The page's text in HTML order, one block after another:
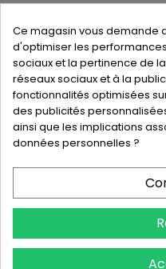
Hygiène-3D PROXLINE
GRANDVAL15260
métropolitaine
0954541643
contact@hygiene-
Ce magasin vous demande
d'optimiser les
sociaux et la pertinence de
réseaux sociaux et à la
fonctionnalités optimisées
des publicités
ainsi que les implications
données personnelles ?